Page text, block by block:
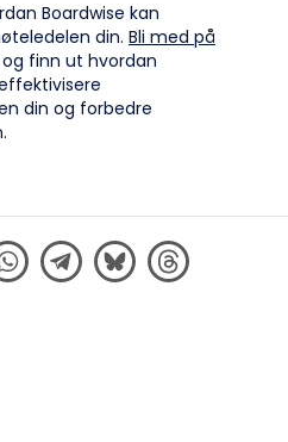
Boardwise kan
din. Bli med på
finn ut hvordan
din og forbedre